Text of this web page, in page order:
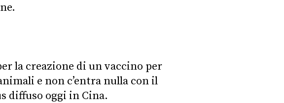
la creazione di un vaccino per
e non c’entra nulla con il
diffuso oggi in Cina.